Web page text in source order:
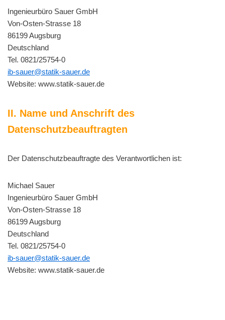
Ingenieurbüro Sauer GmbH
Von-Osten-Strasse 18
86199 Augsburg
Deutschland
Tel. 0821/25754-0
ib-sauer@statik-sauer.de
Website: www.statik-sauer.de
II. Name und Anschrift des
Datenschutzbeauftragten
Der Datenschutzbeauftragte des Verantwortlichen ist:
Michael Sauer
Ingenieurbüro Sauer GmbH
Von-Osten-Strasse 18
86199 Augsburg
Deutschland
Tel. 0821/25754-0
ib-sauer@statik-sauer.de
Website: www.statik-sauer.de